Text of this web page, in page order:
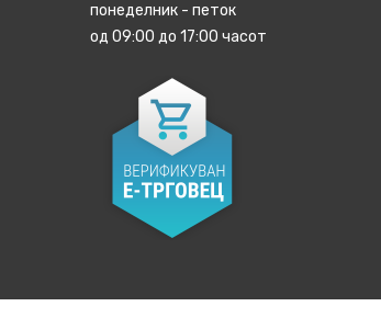
понеделник - петок
од 09:00 до 17:00 часот